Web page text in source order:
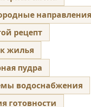
направления
рецепт
жилья
пудра
водоснабжения
готовности